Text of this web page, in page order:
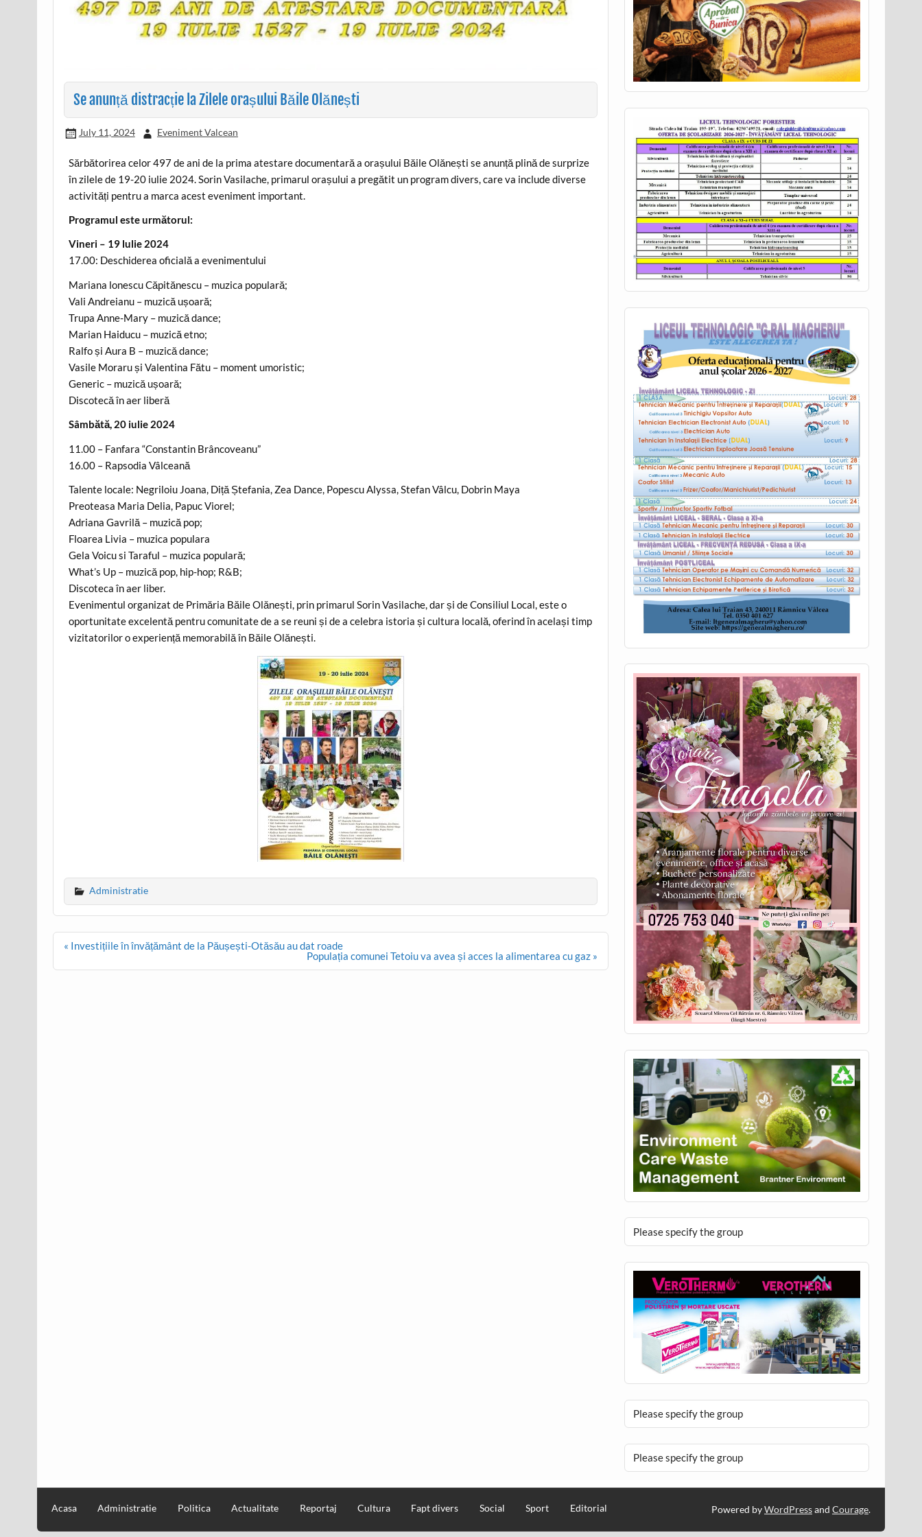
Se anunță distracție la Zilele orașului Băile Olănești
July 11, 2024 Eveniment Valcean
Sărbătorirea celor 497 de ani de la prima atestare documentară a orașului Băile Olănești se anunță plină de surprize
în zilele de 19-20 iulie 2024. Sorin Vasilache, primarul orașului a pregătit un program divers, care va include diverse
activități pentru a marca acest eveniment important.
Programul este următorul:
Vineri – 19 lulie 2024
17.00: Deschiderea oficială a evenimentului
Mariana lonescu Căpitănescu – muzica populară;
Vali Andreianu – muzică ușoară;
Trupa Anne-Mary – muzică dance;
Marian Haiducu – muzică etno;
Ralfo și Aura B – muzică dance;
Vasile Moraru și Valentina Fătu – moment umoristic;
Generic – muzică ușoară;
Discotecă în aer liberă
Sâmbătă, 20 iulie 2024
11.00 – Fanfara “Constantin Brâncoveanu”
16.00 – Rapsodia Vâlceană
Talente locale: Negriloiu Joana, Diță Ștefania, Zea Dance, Popescu Alyssa, Stefan Vâlcu, Dobrin Maya
Preoteasa Maria Delia, Papuc Viorel;
Adriana Gavrilă – muzică pop;
Floarea Livia – muzica populara
Gela Voicu si Taraful – muzica populară;
What’s Up – muzică pop, hip-hop; R&B;
Discoteca în aer liber.
Evenimentul organizat de Primăria Băile Olănești, prin primarul Sorin Vasilache, dar și de Consiliul Local, este o
oportunitate excelentă pentru comunitate de a se reuni și de a celebra istoria și cultura locală, oferind în același timp
vizitatorilor o experiență memorabilă în Băile Olănești.
Administratie
Post
navigation
« Investițiile în învățământ de la Păușești-Otăsău au dat roade
Populația comunei Tetoiu va avea și acces la alimentarea cu gaz »
Please specify the group
Please specify the group
Please specify the group
Acasa Administratie Politica Actualitate Reportaj Cultura Fapt divers Social Sport Editorial Powered byWordPressand Courage.